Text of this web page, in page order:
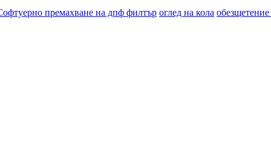
премахване на дпф филтър оглед на кола